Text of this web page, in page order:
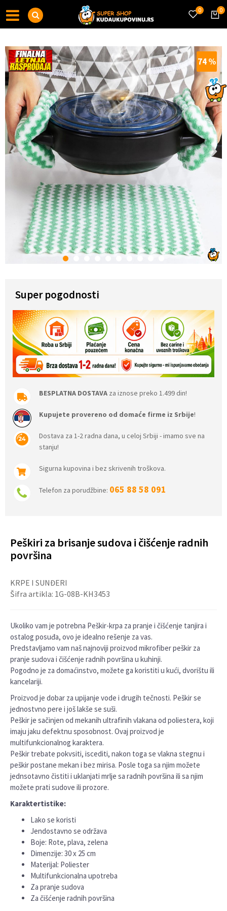
0
0
1 9 10
74%
Super pogodnosti
BESPLATNA DOSTAVA za iznose preko 1.499 din!
Kupujete provereno od domaće firme iz Srbije!
Dostava za 1-2 radna dana, u celoj Srbiji - imamo sve na
stanju!
Sigurna kupovina i bez skrivenih troškova.
Telefon za porudžbine: 065 88 58 091
Peškiri za brisanje sudova i čišćenje radnih
površina
KRPE I SUNĐERI
Šifra artikla: 1G-08B-KH3453
Ukoliko vam je potrebna Peškir-krpa za pranje i čišćenje tanjira i
ostalog posuđa, ovo je idealno rešenje za vas.
Predstavljamo vam naš najnoviji proizvod mikrofiber peškir za
pranje sudova i čišćenje radnih površina u kuhinji.
Pogodno je za domaćinstvo, možete ga koristiti u kući, dvorištu ili
kancelariji.
Proizvod je dobar za upijanje vode i drugih tečnosti. Peškir se
jednostvno pere i još lakše se suši.
Peškir je sačinjen od mekanih ultrafinih vlakana od poliestera, koji
imaju jaku defektnu sposobnost. Ovaj proizvod je
multifunkcionalnog karaktera.
Peškir trebate pokvsiti, iscediti, nakon toga se vlakna stegnu i
peškir postane mekan i bez mirisa. Posle toga sa njim možete
jednsotavno čistiti i uklanjati mrlje sa radnih površina ili sa njim
možete prati sudove ili prozore.
Karaktertistike:
Lako se koristi
Jendostavno se održava
Boje: Rote, plava, zelena
Dimenzije: 30 x 25 cm
Materijal: Poliester
Multifunkcionalna upotreba
Za pranje sudova
Za čišćenje radnih površina